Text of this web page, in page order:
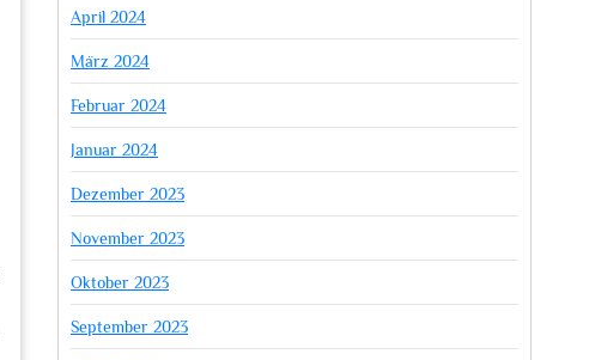
April 2024
März 2024
Februar 2024
Januar 2024
Dezember 2023
November 2023
Oktober 2023
September 2023